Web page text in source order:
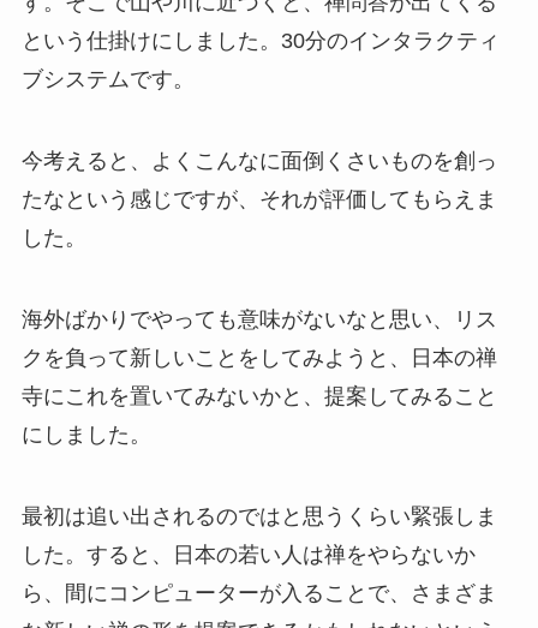
という仕掛けにしました。30分のインタラクティ
ブシステムです。
今考えると、よくこんなに面倒くさいものを創っ
たなという感じですが、それが評価してもらえま
した。
海外ばかりでやっても意味がないなと思い、リス
クを負って新しいことをしてみようと、日本の禅
寺にこれを置いてみないかと、提案してみること
にしました。
最初は追い出されるのではと思うくらい緊張しま
した。すると、日本の若い人は禅をやらないか
ら、間にコンピューターが入ることで、さまざま